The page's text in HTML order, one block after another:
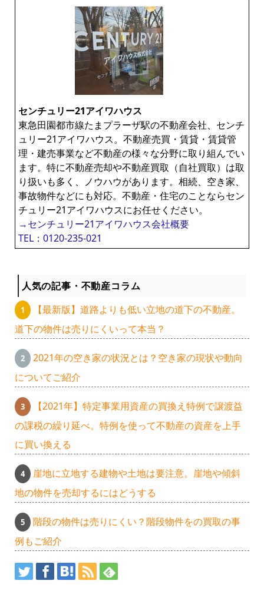
市
ヶ
尾
センチュリー21アイワハウス
東急田園都市線たまプラーザ駅の不動産会社、センチ
ュリー21アイワハウス。不動産売買・賃貸・賃貸管
理・建売事業など不動産の様々な分野に取り組んでい
ます。特に不動産売却や不動産買取（自社買取）は取
り扱いも多く、ノウハウがあります。相続、空き家、
事故物件などにも対応。不動産・住宅のことならセン
チュリー21アイワハウスにお任せください。
→センチュリー21アイワハウス会社概要
TEL：0120-235-021
人気の記事・不動産コラム
【最新版】道路よりも低い立地の道下の不動産。
道下の物件は売りにくいって本当？
2021年の空き家の状況とは？空き家の現状や動向
についてご紹介
【2021年】特定事業用資産の買換え特例で譲渡益
の課税の繰り延べ。特例を使って不動産の資産を上手
に買い換える
崖地に立地する建物や土地は要注意。崖地や傾斜
地の物件を売却するにはどうする
階段の物件は売りにくい？階段物件をの買取の事
例もご紹介